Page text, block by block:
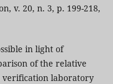
v. 20, n. 3, p. 199-218,
in light of
of the relative
verification laboratory